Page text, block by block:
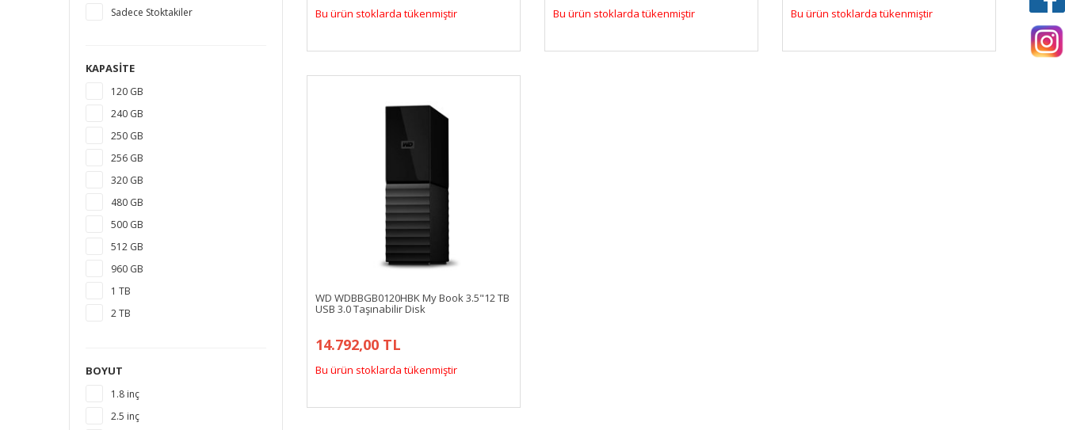
Sadece Stoktakiler
KAPASITE
120 GB
240 GB
250 GB
256 GB
320 GB
480 GB
500 GB
512 GB
960 GB
1 TB
2 TB
6 TB
8 TB
BOYUT
1.8 inç
2.5 inç
Bu ürün stoklarda tükenmiştir Bu ürün stoklarda tükenmiştir Bu ürün stoklarda tükenmiştir
WD WDBBGB0120HBK My Book 3.5"12 TB
USB 3.0 Taşınabilir Disk
14.792,00 TL
Bu ürün stoklarda tükenmiştir